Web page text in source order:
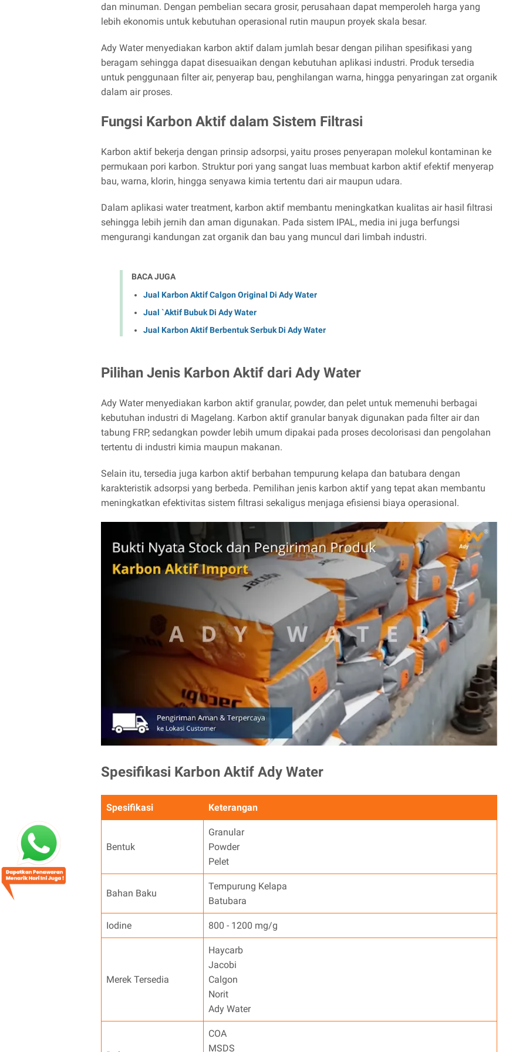
dan minuman. Dengan pembelian secara grosir, perusahaan dapat memperoleh harga yang
lebih ekonomis untuk kebutuhan operasional rutin maupun proyek skala besar.
Ady Water menyediakan karbon aktif dalam jumlah besar dengan pilihan spesifikasi yang
beragam sehingga dapat disesuaikan dengan kebutuhan aplikasi industri. Produk tersedia
untuk penggunaan filter air, penyerap bau, penghilangan warna, hingga penyaringan zat organik
dalam air proses.
Fungsi Karbon Aktif dalam Sistem Filtrasi
Karbon aktif bekerja dengan prinsip adsorpsi, yaitu proses penyerapan molekul kontaminan ke
permukaan pori karbon. Struktur pori yang sangat luas membuat karbon aktif efektif menyerap
bau, warna, klorin, hingga senyawa kimia tertentu dari air maupun udara.
Dalam aplikasi water treatment, karbon aktif membantu meningkatkan kualitas air hasil filtrasi
sehingga lebih jernih dan aman digunakan. Pada sistem IPAL, media ini juga berfungsi
mengurangi kandungan zat organik dan bau yang muncul dari limbah industri.
BACA JUGA
Jual Karbon Aktif Calgon Original Di Ady Water
Jual `Aktif Bubuk Di Ady Water
Jual Karbon Aktif Berbentuk Serbuk Di Ady Water
Pilihan Jenis Karbon Aktif dari Ady Water
Ady Water menyediakan karbon aktif granular, powder, dan pelet untuk memenuhi berbagai
kebutuhan industri di Magelang. Karbon aktif granular banyak digunakan pada filter air dan
tabung FRP, sedangkan powder lebih umum dipakai pada proses decolorisasi dan pengolahan
tertentu di industri kimia maupun makanan.
Selain itu, tersedia juga karbon aktif berbahan tempurung kelapa dan batubara dengan
karakteristik adsorpsi yang berbeda. Pemilihan jenis karbon aktif yang tepat akan membantu
meningkatkan efektivitas sistem filtrasi sekaligus menjaga efisiensi biaya operasional.
Spesifikasi Karbon Aktif Ady Water
Spesifikasi Keterangan
Bentuk
Granular
Powder
Pelet
Bahan Baku
Tempurung Kelapa
Batubara
Iodine 800 - 1200 mg/g
Merek Tersedia
Haycarb
Jacobi
Calgon
Norit
Ady Water
COA
MSDS